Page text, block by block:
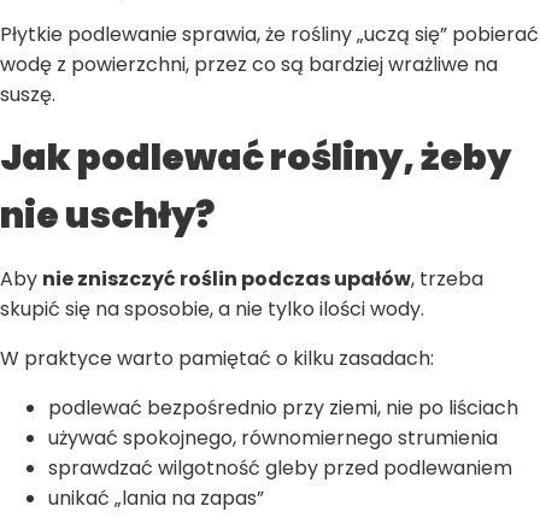
Płytkie podlewanie sprawia, że rośliny „uczą się” pobierać
wodę z powierzchni, przez co są bardziej wrażliwe na
suszę.
Jak podlewać rośliny, żeby
nie uschły?
Aby nie zniszczyć roślin podczas upałów, trzeba
skupić się na sposobie, a nie tylko ilości wody.
W praktyce warto pamiętać o kilku zasadach:
podlewać bezpośrednio przy ziemi, nie po liściach
używać spokojnego, równomiernego strumienia
sprawdzać wilgotność gleby przed podlewaniem
unikać „lania na zapas”